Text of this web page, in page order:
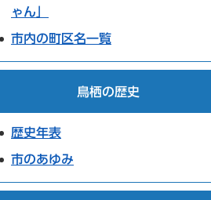
ゃん」
市内の町区名一覧
鳥栖の歴史
歴史年表
市のあゆみ